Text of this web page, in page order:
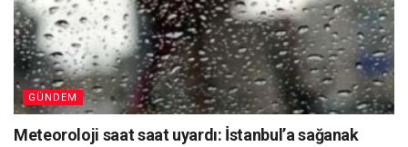
GÜNDEM
Meteoroloji saat saat uyardı: İstanbul’a sağanak